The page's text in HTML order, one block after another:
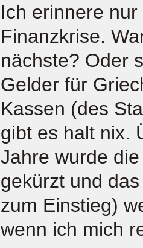
Ich erinnere
Finanzkrise.
nächste? Oder
Gelder für
Kassen (des
gibt es halt nix.
Jahre wurde
gekürzt und
zum Einstieg)
wenn ich mich